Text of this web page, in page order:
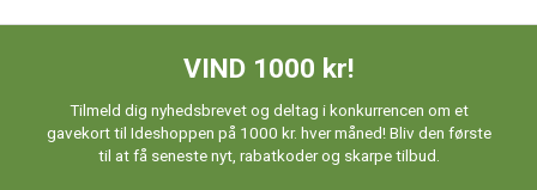
VIND 1000 kr!
Tilmeld dig nyhedsbrevet og deltag i konkurrencen om et
gavekort til Ideshoppen på 1000 kr. hver måned! Bliv den første
til at få seneste nyt, rabatkoder og skarpe tilbud.